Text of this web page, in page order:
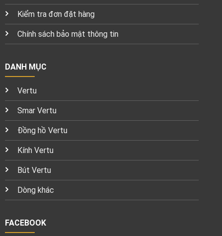
Kiểm tra đơn đặt hàng
Chính sách bảo mật thông tin
DANH MỤC
Vertu
Smar Vertu
Đồng hồ Vertu
Kính Vertu
Bút Vertu
Dòng khác
FACEBOOK